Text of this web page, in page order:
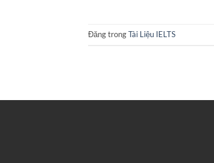
Đăng trongTài Liệu IELTS